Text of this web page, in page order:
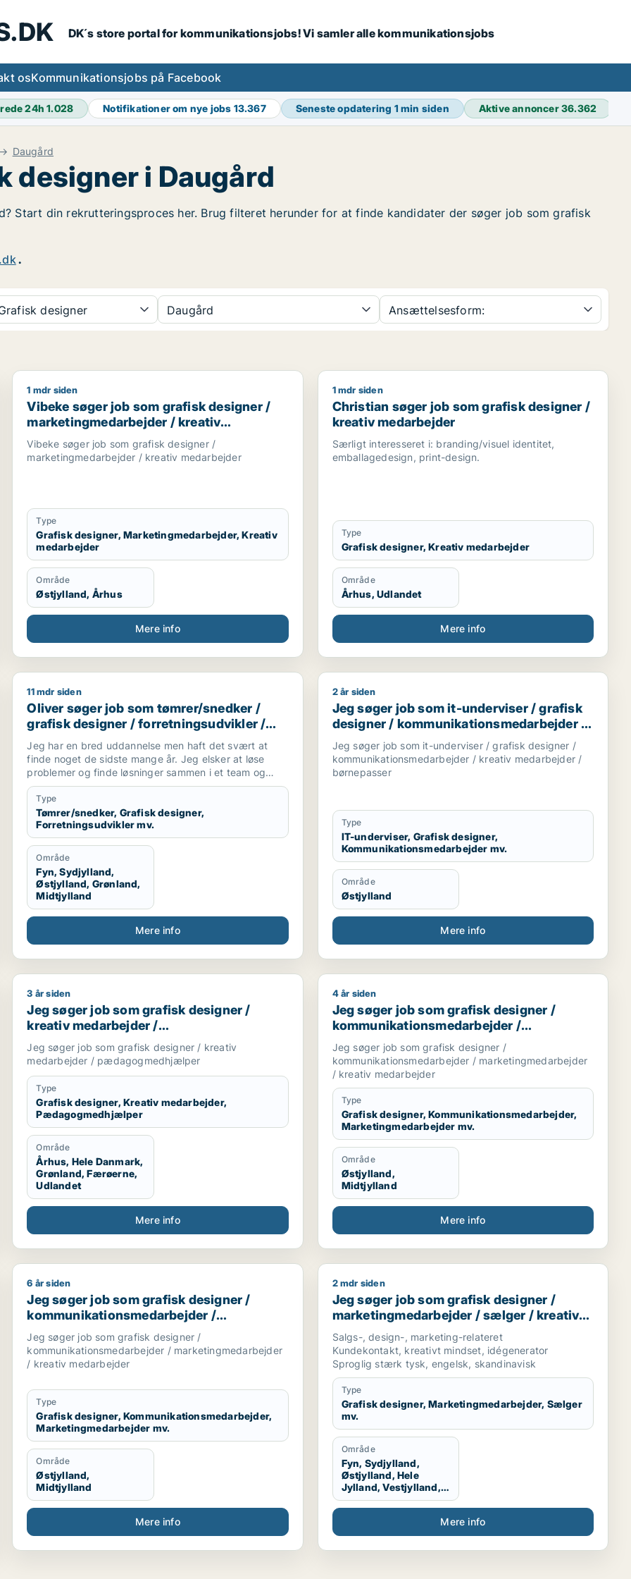
DK´s store portal for kommunikationsjobs! Vi samler alle kommunikationsjobs
osKommunikationsjobs på Facebook
24h1.028 Notifikationer om nye jobs 13.367 Seneste opdatering 1 min siden Aktive annoncer36.362
Daugård
designer i Daugård
Start din rekrutteringsproces her. Brug filteret herunder for at finde kandidater der søger job som grafisk
.
designer Daugård Ansættelsesform:
/ kreativ medarbejder
Vibeke søger job som grafisk designer / marketingmedarbejder / kreativ medarbejder
1 mdr siden
Vibeke søger job som grafisk designer /
marketingmedarbejder / kreativ
medarbejder
Vibeke søger job som grafisk designer /
marketingmedarbejder / kreativ medarbejder
Type
Grafisk designer, Marketingmedarbejder, Kreativ
medarbejder
Område
Østjylland, Århus
Mere info
Christian søger job som grafisk designer / kreativ
1 mdr siden
Christian søger job som grafisk designer /
kreativ medarbejder
Særligt interesseret i: branding/visuel identitet,
emballagedesign, print-design.
Type
Grafisk designer, Kreativ medarbejder
Område
Århus, Udlandet
Mere info
/ kommunikationsmedarbejder / kreativ medarbejder
Oliver søger job som tømrer/snedker / grafisk designer / forretningsudvikler / kreativ medarbejder /
11 mdr siden
Oliver søger job som tømrer/snedker /
grafisk designer / forretningsudvikler /
kreativ medarbejder / driftsleder
Jeg har en bred uddannelse men haft det svært at
finde noget de sidste mange år. Jeg elsker at løse
problemer og finde løsninger sammen i et team og
alene.
Jeg er akademisk men også hands on (ingeniør og
snedker). Jeg har laved forskellige tømre arbejde
privat, arbejder forskellige produktions virksomheder,
kan bruge mine hænder, læse og laver tekniske
tegninger. Godt til at skitsere ideer, visualiserer,
kommunikation i 7 sproget. Elsker at hjælpe og lede
mennesker. Innovation eller prototype udvikling fra
Idee til produktion er interessant hvor man også skal
bruger sine hænder. Nye tekknologier some AI/KI.
Internationale virksomheder.
Type
Tømrer/snedker, Grafisk designer,
Forretningsudvikler mv.
Område
Fyn, Sydjylland,
Østjylland, Grønland,
Midtjylland
Mere info
Jeg søger job som it-underviser / grafisk designer /
2 år siden
Jeg søger job som it-underviser / grafisk
designer / kommunikationsmedarbejder /
kreativ medarbejder / børnepasser
Jeg søger job som it-underviser / grafisk designer /
kommunikationsmedarbejder / kreativ medarbejder /
børnepasser
Type
IT-underviser, Grafisk designer,
Kommunikationsmedarbejder mv.
Område
Østjylland
Mere info
/ marketingmedarbejder / kreativ medarbejder / fritids medarbejder
Jeg søger job som grafisk designer / kreativ medarbejder / pædagogmedhjælper
3 år siden
Jeg søger job som grafisk designer /
kreativ medarbejder /
pædagogmedhjælper
Jeg søger job som grafisk designer / kreativ
medarbejder / pædagogmedhjælper
Type
Grafisk designer, Kreativ medarbejder,
Pædagogmedhjælper
Område
Århus, Hele Danmark,
Grønland, Færøerne,
Udlandet
Mere info
Jeg søger job som grafisk designer /
4 år siden
Jeg søger job som grafisk designer /
kommunikationsmedarbejder /
marketingmedarbejder / kreativ
medarbejder
Jeg søger job som grafisk designer /
kommunikationsmedarbejder / marketingmedarbejder
/ kreativ medarbejder
Type
Grafisk designer, Kommunikationsmedarbejder,
Marketingmedarbejder mv.
Område
Østjylland,
Midtjylland
Mere info
medarbejder / projektleder / teknisk designer
Jeg søger job som grafisk designer / kommunikationsmedarbejder / marketingmedarbejder / kreativ
6 år siden
Jeg søger job som grafisk designer /
kommunikationsmedarbejder /
marketingmedarbejder / kreativ
medarbejder
Jeg søger job som grafisk designer /
kommunikationsmedarbejder / marketingmedarbejder
/ kreativ medarbejder
Type
Grafisk designer, Kommunikationsmedarbejder,
Marketingmedarbejder mv.
Område
Østjylland,
Midtjylland
Mere info
Jeg søger job som grafisk designer /
2 mdr siden
Jeg søger job som grafisk designer /
marketingmedarbejder / sælger / kreativ
medarbejder / produktspecialist
Salgs-, design-, marketing-relateret
Kundekontakt, kreativt mindset, idégenerator
Sproglig stærk tysk, engelsk, skandinavisk
Type
Grafisk designer, Marketingmedarbejder, Sælger
mv.
Område
Fyn, Sydjylland,
Østjylland, Hele
Jylland, Vestjylland,
Midtjylland
Mere info